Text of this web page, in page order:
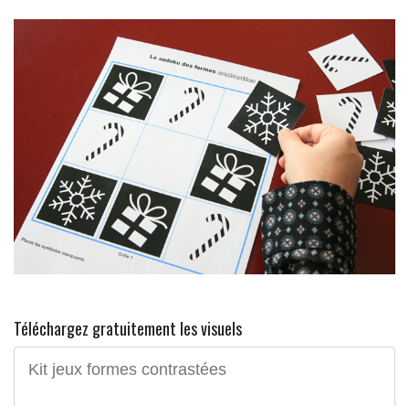
Téléchargez gratuitement les visuels
Kit jeux formes contrastées